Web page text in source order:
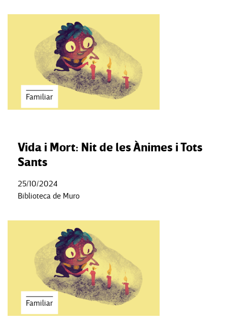
Familiar
Vida i Mort: Nit de les Ànimes i Tots
Sants
25/10/2024
Biblioteca de Muro
Familiar